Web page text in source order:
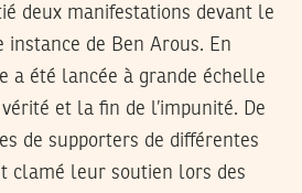
deux manifestations devant le
de Ben Arous. En
a été lancée à grande échelle
et la fin de l’impunité. De
de supporters de différentes
clamé leur soutien lors des